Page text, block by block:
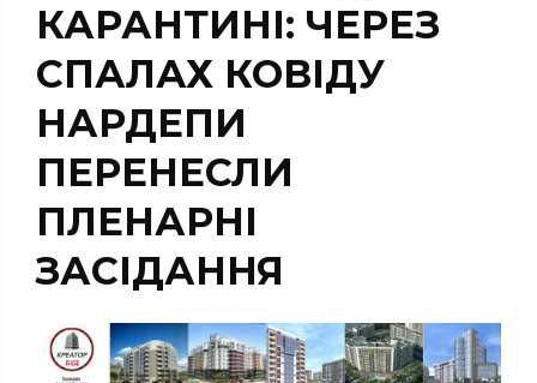
КАРАНТИНІ: ЧЕРЕЗ
СПАЛАХ КОВІДУ
НАРДЕПИ
ПЕРЕНЕСЛИ
ПЛЕНАРНІ
ЗАСІДАННЯ